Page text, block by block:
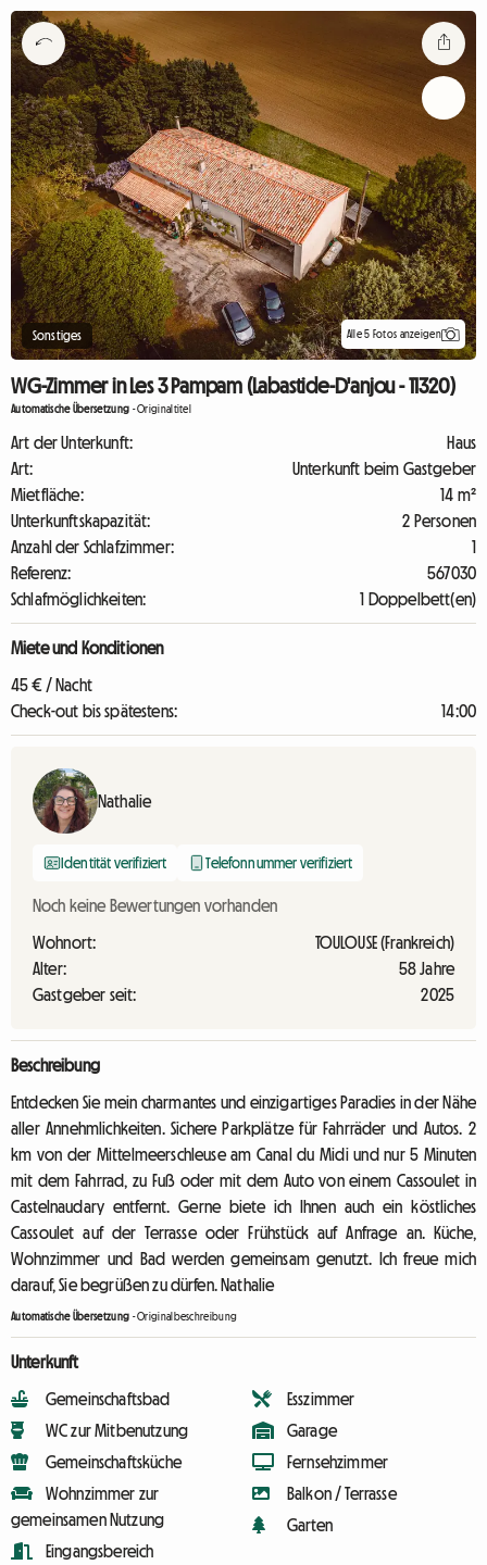
Sonstiges Alle 5 Fotos anzeigen
WG-Zimmer in Les 3 Pampam (Labastide-D'anjou - 11320)
Automatische Übersetzung -Originaltitel
Art der Unterkunft:
Haus
Art:
Unterkunft beim Gastgeber
Mietfläche:
14 m²
Unterkunftskapazität:
2 Personen
Anzahl der Schlafzimmer:
1
Referenz:
567030
Schlafmöglichkeiten:
1 Doppelbett(en)
Miete und Konditionen
45 € / Nacht
Check-out bis spätestens:
14:00
Nathalie
Identität verifiziert Telefonnummer verifiziert
Noch keine Bewertungen vorhanden
Wohnort:
TOULOUSE (Frankreich)
Alter:
58 Jahre
Gastgeber seit:
2025
Beschreibung
Entdecken Sie mein charmantes und einzigartiges Paradies in der Nähe
aller Annehmlichkeiten. Sichere Parkplätze für Fahrräder und Autos. 2
km von der Mittelmeerschleuse am Canal du Midi und nur 5 Minuten
mit dem Fahrrad, zu Fuß oder mit dem Auto von einem Cassoulet in
Castelnaudary entfernt. Gerne biete ich Ihnen auch ein köstliches
Cassoulet auf der Terrasse oder Frühstück auf Anfrage an. Küche,
Wohnzimmer und Bad werden gemeinsam genutzt. Ich freue mich
darauf, Sie begrüßen zu dürfen. Nathalie
Automatische Übersetzung -Originalbeschreibung
Unterkunft
Gemeinschaftsbad
WC zur Mitbenutzung
Gemeinschaftsküche
Wohnzimmer zur
gemeinsamen Nutzung
Eingangsbereich
Esszimmer
Garage
Fernsehzimmer
Balkon / Terrasse
Garten